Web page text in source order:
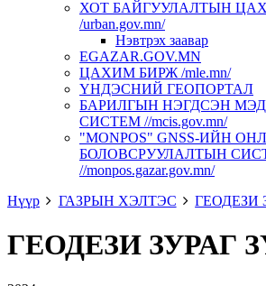
ХОТ БАЙГУУЛАЛТЫН
/urban.gov.mn/
Нэвтрэх заавар
EGAZAR.GOV.MN
ЦАХИМ БИРЖ /mle.mn/
ҮНДЭСНИЙ ГЕОПОРТАЛ
БАРИЛГЫН НЭГДСЭН
СИСТЕМ //mcis.gov.mn/
"MONPOS" GNSS-ИЙН
БОЛОВСРУУЛАЛТЫН
//monpos.gazar.gov.mn/
Нүүр
ГАЗРЫН ХЭЛТЭС ГЕОДЕЗИ
ГЕОДЕЗИ ЗУРАГ